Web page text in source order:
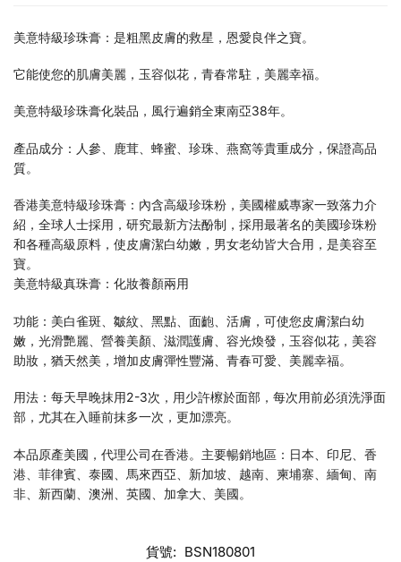
美意特級珍珠膏：是粗黑皮膚的救星，恩愛良伴之寶。
它能使您的肌膚美麗，玉容似花，青春常駐，美麗幸福。
美意特級珍珠膏化裝品，風行遍銷全東南亞38年。
產品成分：人參、鹿茸、蜂蜜、珍珠、燕窩等貴重成分，保證高品
質。
香港美意特級珍珠膏：內含高級珍珠粉，美國權威專家一致落力介
紹，全球人士採用，研究最新方法酚制，採用最著名的美國珍珠粉
和各種高級原料，使皮膚潔白幼嫩，男女老幼皆大合用，是美容至
寶。
美意特級真珠膏：化妝養顏兩用
功能：美白雀斑、皺紋、黑點、面齙、活膚，可使您皮膚潔白幼
嫩，光滑艷麗、營養美顏、滋潤護膚、容光煥發，玉容似花，美容
助妝，猶天然美，增加皮膚彈性豐滿、青春可愛、美麗幸福。
用法：每天早晚抹用2-3次，用少許檫於面部，每次用前必須洗淨面
部，尤其在入睡前抹多一次，更加漂亮。
本品原產美國，代理公司在香港。主要暢銷地區：日本、印尼、香
港、菲律賓、泰國、馬來西亞、新加坡、越南、柬埔寨、緬甸、南
非、新西蘭、澳洲、英國、加拿大、美國。
貨號: BSN180801